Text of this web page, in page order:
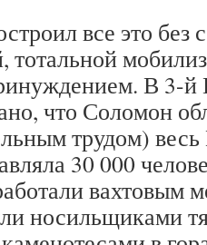
все это без
тотальной
В 3-й
что Соломон
трудом)
30 000
вахтовым
носильщиками